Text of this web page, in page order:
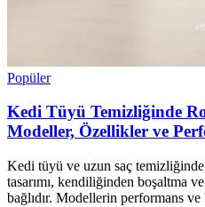
Popüler
Kedi Tüyü Temizliğinde
Modeller, Özellikler ve
Kedi tüyü ve uzun saç
tasarımı, kendiliğinden boşaltma
bağlıdır. Modellerin performans